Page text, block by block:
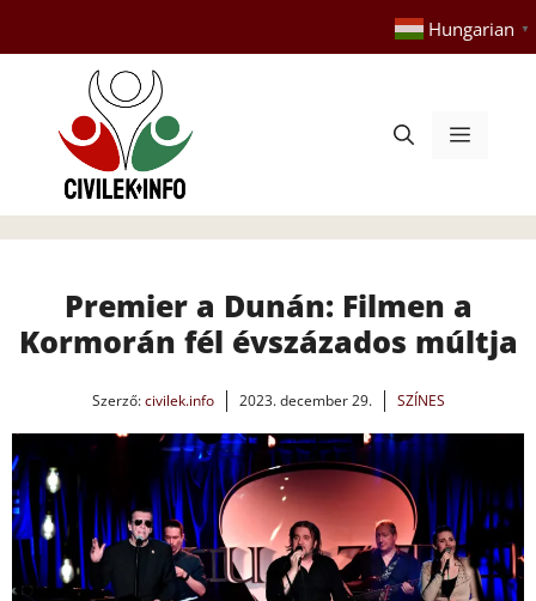
tartalomba
Hungarian ▼
Menü
Premier a Dunán: Filmen a
Kormorán fél évszázados múltja
Szerző:civilek.info 2023. december 29. SZÍNES